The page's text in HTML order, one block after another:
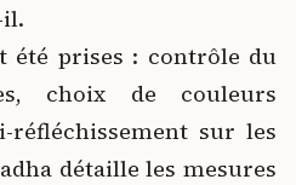
il.
été prises : contrôle du
choix de couleurs
sur les
détaille les mesures